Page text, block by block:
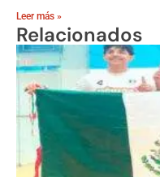
Leer más »
Relacionados